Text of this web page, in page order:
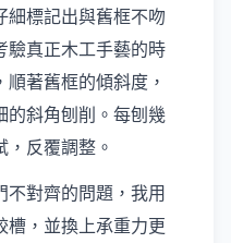
細標記出與舊框不吻
驗真正木工手藝的時
著舊框的傾斜度，
的斜角刨削。每刨幾
反覆調整。
不對齊的問題，我用
槽，並換上承重力更